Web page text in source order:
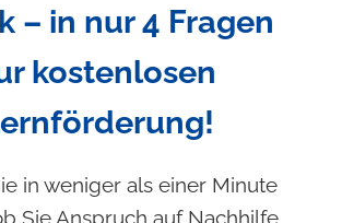
– in nur 4 Fragen
kostenlosen
in weniger als einer Minute
Sie Anspruch auf Nachhilfe